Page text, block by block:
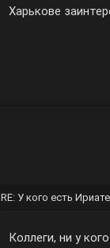
Харькове
RE: У кого есть
Коллеги, ни у